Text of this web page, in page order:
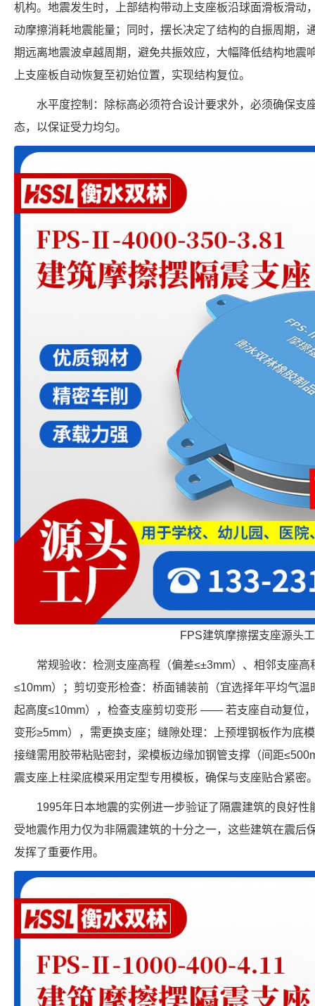
机构。地震发生时，上部结构带动上支座板沿球面滑板滑动
动摩擦消耗地震能量；同时，摆长决定了结构的自振周期，
期远离地震波卓越周期，避免共振效应，大幅降低结构地震
上支座板自动恢复至初始位置，实现结构复位。
水平度控制：除标高必须符合设计要求外，必须确保支
态，以保证受力均匀。
FPS建筑摩擦摆支座源头
常规验收：检测支座高程（偏差≤±3mm）、相邻支座
≤10mm）；剪切变形检查：桥面铺装前（宜选择年平均气
起高度≤10mm），检查支座剪切变形 —— 若支座自动复位
变形≥5mm），需更换支座；缝隙处理：上预埋钢板作为底
接缝需用胶带粘贴密封，梁模板边缘加钢管支撑（间距
震支座上柱梁底模采用定型专用模板，确保与支座贴合紧密
1995年日本地震的实例进一步验证了隔震建筑的良好
受地震作用力仅为非隔震建筑的十分之一，这些建筑在震后
发挥了重要作用。